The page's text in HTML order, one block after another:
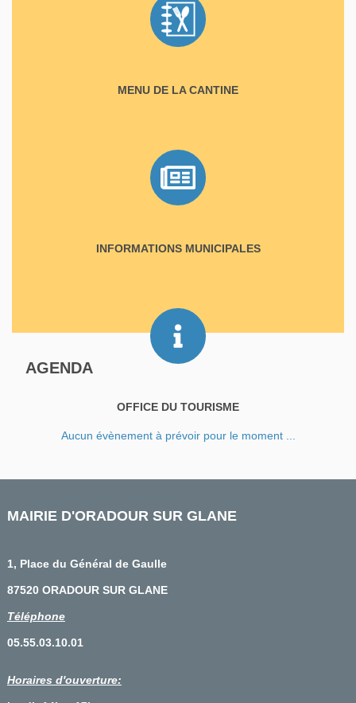
MENU DE LA CANTINE
INFORMATIONS MUNICIPALES
OFFICE DU TOURISME
AGENDA
Aucun évènement à prévoir pour le moment ...
MAIRIE D'ORADOUR SUR GLANE
1, Place du Général de Gaulle
87520 ORADOUR SUR GLANE
Téléphone
05.55.03.10.01
Horaires d'ouverture: